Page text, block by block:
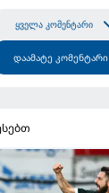
ყველა კომენტარი
დაამატე კომენტარი